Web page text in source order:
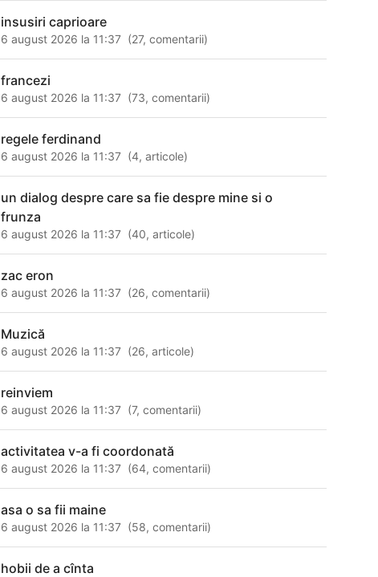
insusiri caprioare
6 august 2026 la 11:37 (27,comentarii)
francezi
6 august 2026 la 11:37 (73,comentarii)
regele ferdinand
6 august 2026 la 11:37 (4,articole)
un dialog despre care sa fie despre mine si o
frunza
6 august 2026 la 11:37 (40,articole)
zac eron
6 august 2026 la 11:37 (26,comentarii)
Muzică
6 august 2026 la 11:37 (26,articole)
reinviem
6 august 2026 la 11:37 (7,comentarii)
activitatea v-a fi coordonată
6 august 2026 la 11:37 (64,comentarii)
asa o sa fii maine
6 august 2026 la 11:37 (58,comentarii)
hobii de a cînta